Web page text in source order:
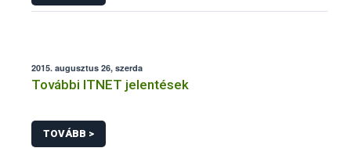
2015. augusztus 26, szerda
További ITNET jelentések
TOVÁBB >